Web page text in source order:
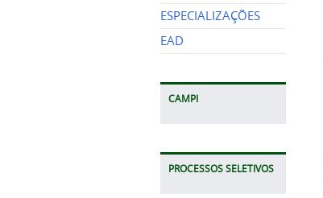
ESPECIALIZAÇÕES
EAD
CAMPI
PROCESSOS SELETIVOS